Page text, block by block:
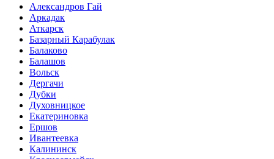
Александров Гай
Аркадак
Аткарск
Базарный Карабулак
Балаково
Балашов
Вольск
Дергачи
Дубки
Духовницкое
Екатериновка
Ершов
Ивантеевка
Калининск